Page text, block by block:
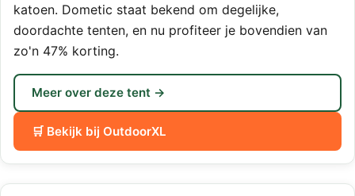
katoen. Dometic staat bekend om degelijke,
doordachte tenten, en nu profiteer je bovendien van
zo'n 47% korting.
Meer over deze tent →
🛒 Bekijk bij OutdoorXL